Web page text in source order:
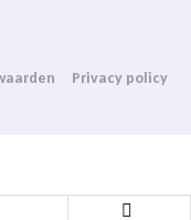
Privacy policy